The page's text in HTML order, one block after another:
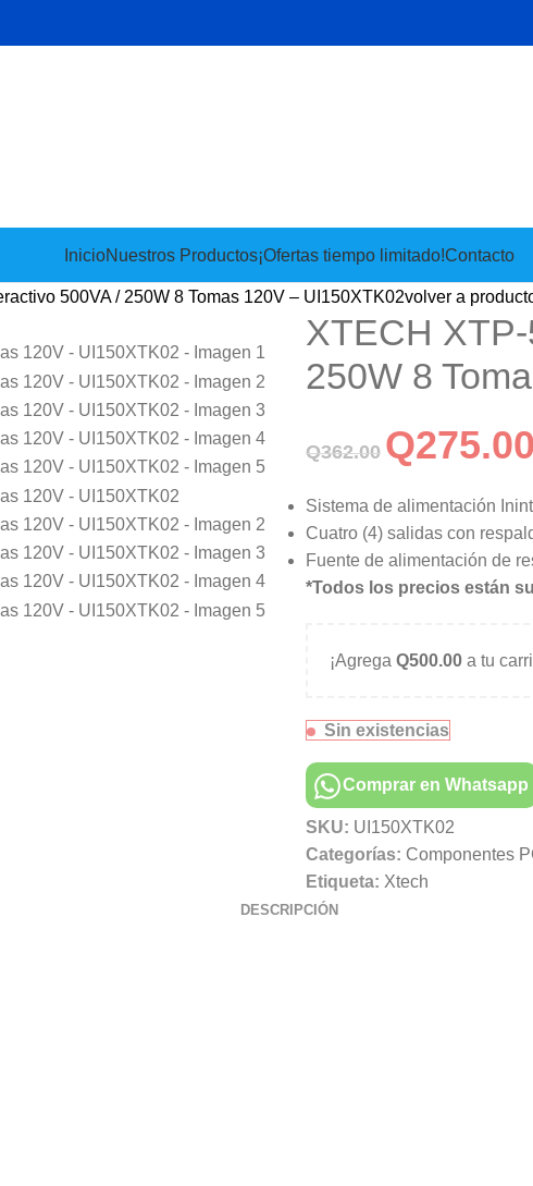
InicioNuestros Productos¡Ofertas tiempo limitado!Contacto
500VA / 250W 8 Tomas 120V – UI150XTK02volver a
XTECH
250W 8
Q362.00 Q275.00
Sistema de alimentación
Cuatro (4) salidas con
Fuente de alimentación de
*Todos los precios están
¡Agrega Q500.00 a tu
Sin existencias
Comprar en Whatsapp
SKU: UI150XTK02
Categorías: Componentes
Etiqueta: Xtech
DESCRIPCIÓN